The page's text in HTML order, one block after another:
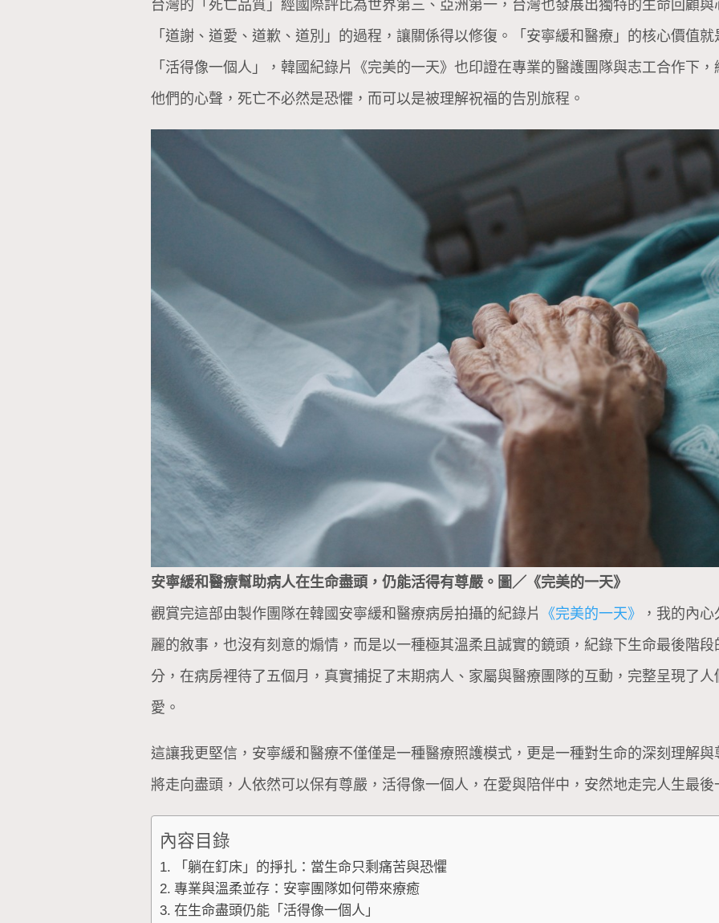
台灣的「死亡品質」經國際評比為世界第三、亞洲第一，台灣也發展出獨特的生命回顧
「道謝、道愛、道歉、道別」的過程，讓關係得以修復。「安寧緩和醫療」的核心價值
「活得像一個人」，韓國紀錄片《完美的一天》也印證在專業的醫護團隊與志工合作下
他們的心聲，死亡不必然是恐懼，而可以是被理解祝福的告別旅程。
安寧緩和醫療幫助病人在生命盡頭，仍能活得有尊嚴。圖／《完美的一天》
觀賞完這部由製作團隊在韓國安寧緩和醫療病房拍攝的紀錄片
《完美的一天》
，我的內
麗的敘事，也沒有刻意的煽情，而是以一種極其溫柔且誠實的鏡頭，紀錄下生命最後階
分，在病房裡待了五個月，真實捕捉了末期病人、家屬與醫療團隊的互動，完整呈現了
愛。
這讓我更堅信，安寧緩和醫療不僅僅是一種醫療照護模式，更是一種對生命的深刻理解
將走向盡頭，人依然可以保有尊嚴，活得像一個人，在愛與陪伴中，安然地走完人生最後
內容目錄
「躺在釘床」的掙扎：當生命只剩痛苦與恐懼
專業與溫柔並存：安寧團隊如何帶來療癒
在生命盡頭仍能「活得像一個人」